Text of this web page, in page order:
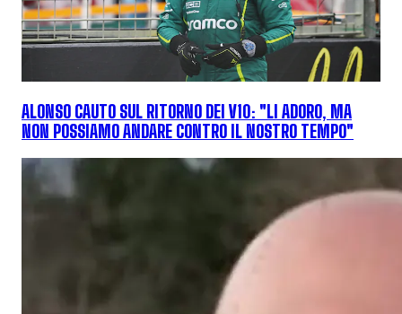
ALONSO CAUTO SUL RITORNO DEI V10: "LI ADORO, MA
NON POSSIAMO ANDARE CONTRO IL NOSTRO TEMPO"